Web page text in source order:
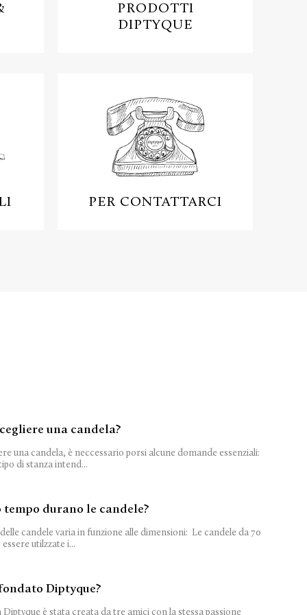
PRODOTTI
DIPTYQUE
PER CONTATTARCI
una candela?
una candela, è neccessario porsi alcune domande essenziali:
di stanza intend...
tempo durano le candele?
candele varia in funzione alle dimensioni: Le candele da 70
utilzzate i...
Diptyque?
Diptyque è stata creata da tre amici con la stessa passione